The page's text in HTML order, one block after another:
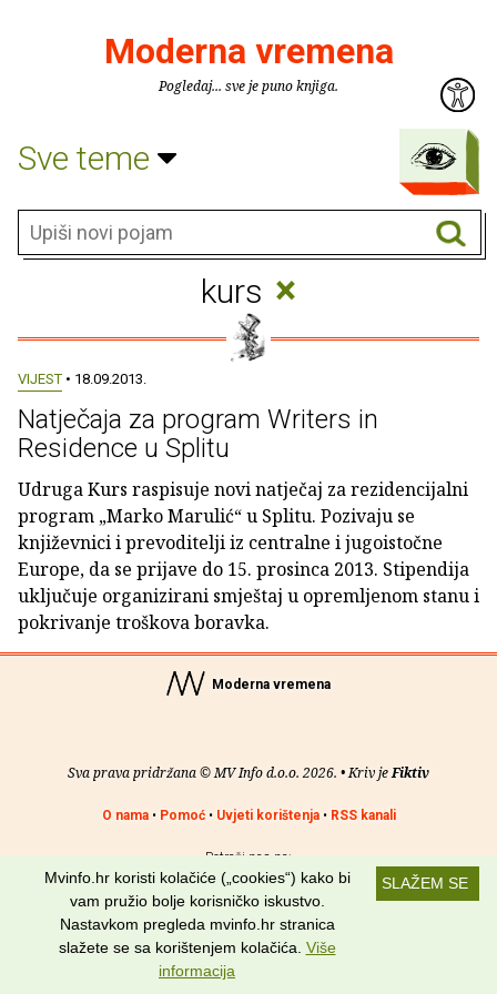
Moderna vremena
Pogledaj... sve je puno knjiga.
Sve teme
kurs ×
VIJEST • 18.09.2013.
Natječaja za program Writers in
Residence u Splitu
Udruga Kurs raspisuje novi natječaj za rezidencijalni
program „Marko Marulić“ u Splitu. Pozivaju se
književnici i prevoditelji iz centralne i jugoistočne
Europe, da se prijave do 15. prosinca 2013. Stipendija
uključuje organizirani smještaj u opremljenom stanu i
pokrivanje troškova boravka.
Moderna vremena
Sva prava pridržana © MV Info d.o.o. 2026. • Kriv jeFiktiv
O nama• Pomoć• Uvjeti korištenja• RSS kanali
Potraži nas na:
SLAŽEM SE
Mvinfo.hr koristi kolačiće („cookies“) kako bi
vam pružio bolje korisničko iskustvo.
Nastavkom pregleda mvinfo.hr stranica
slažete se sa korištenjem kolačića. Više
informacija